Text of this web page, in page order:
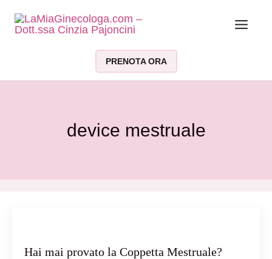
PRENOTA ORA
device mestruale
Hai mai provato la Coppetta Mestruale?